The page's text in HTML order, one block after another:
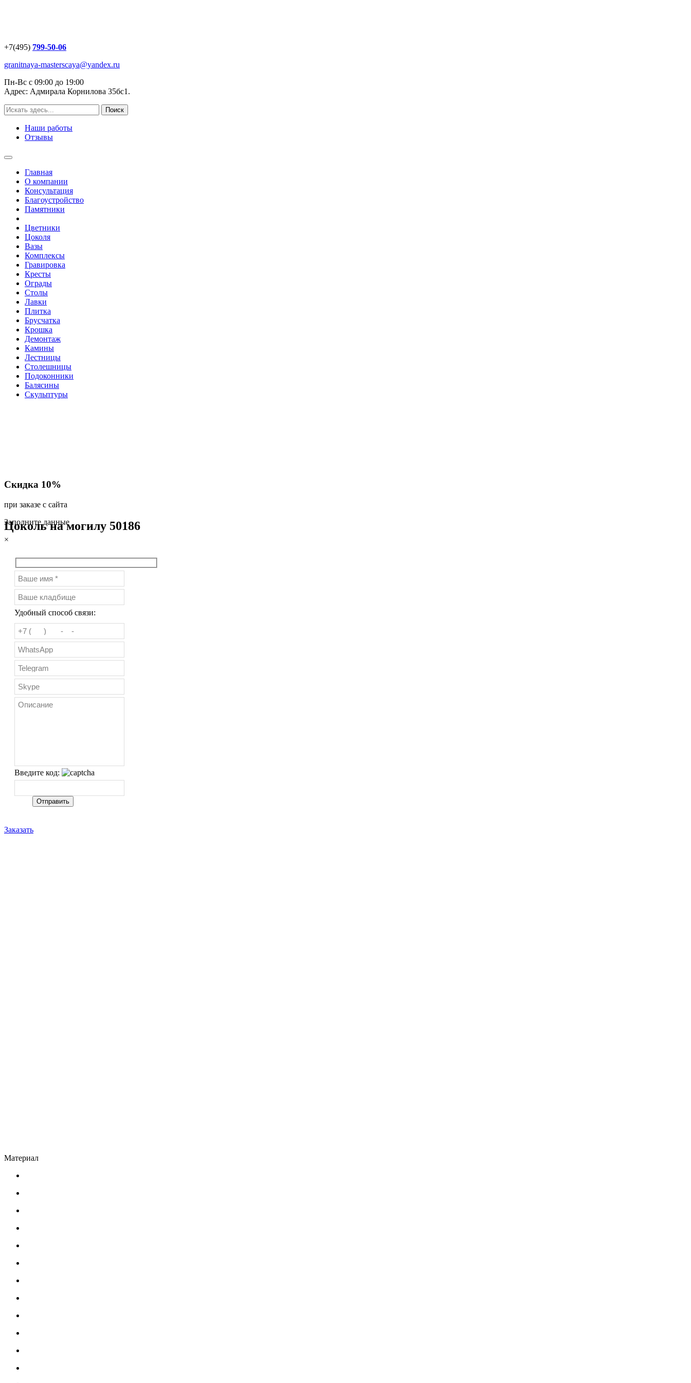
+7(495) 799-50-06
granitnaya-masterscaya@yandex.ru
Пн-Вс с 09:00 до 19:00
Адрес: Адмирала Корнилова 35бс1.
Наши работы
Отзывы
Главная
О компании
Консультация
Благоустройство
Памятники
Цветники
Цоколя
Вазы
Комплексы
Гравировка
Кресты
Ограды
Столы
Лавки
Плитка
Брусчатка
Крошка
Демонтаж
Камины
Лестницы
Столешницы
Подоконники
Балясины
Скульптуры
Скидка 10%
при заказе с сайта
Цоколь на могилу 50186
Заполните данные
×
Удобный способ связи:
Введите код:
Заказать
Материал